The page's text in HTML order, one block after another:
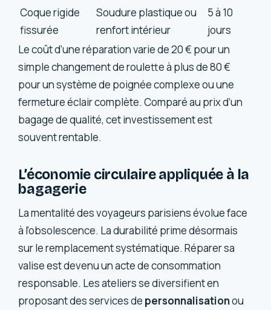
Coque rigide
fissurée
Soudure plastique ou
renfort intérieur
5 à 10
jours
Le coût d’une réparation varie de 20 € pour un
simple changement de roulette à plus de 80 €
pour un système de poignée complexe ou une
fermeture éclair complète. Comparé au prix d’un
bagage de qualité, cet investissement est
souvent rentable.
L’économie circulaire appliquée à la
bagagerie
La mentalité des voyageurs parisiens évolue face
à l’obsolescence. La durabilité prime désormais
sur le remplacement systématique. Réparer sa
valise est devenu un acte de consommation
responsable. Les ateliers se diversifient en
proposant des services de personnalisationou